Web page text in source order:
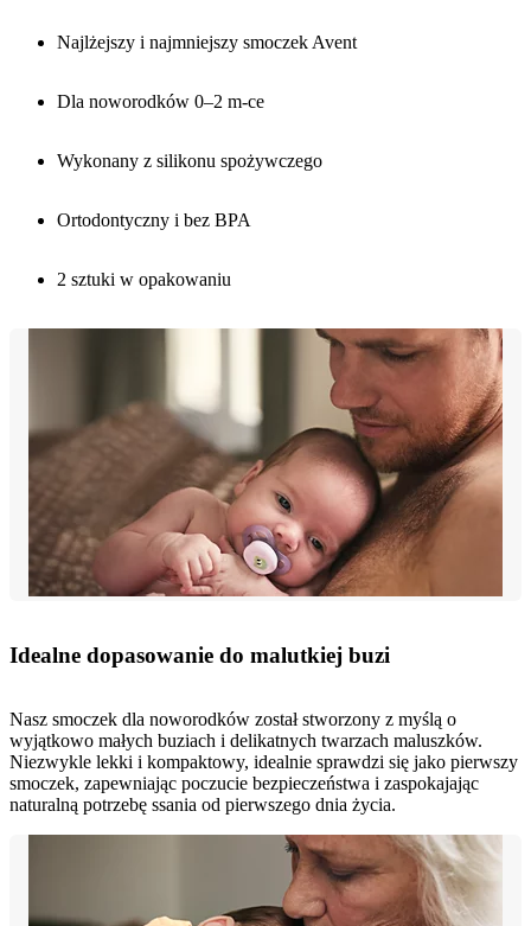
Najlżejszy i najmniejszy smoczek Avent
Dla noworodków 0–2 m-ce
Wykonany z silikonu spożywczego
Ortodontyczny i bez BPA
2 sztuki w opakowaniu
Idealne dopasowanie do malutkiej buzi
Nasz smoczek dla noworodków został stworzony z myślą o
wyjątkowo małych buziach i delikatnych twarzach maluszków.
Niezwykle lekki i kompaktowy, idealnie sprawdzi się jako pierwszy
smoczek, zapewniając poczucie bezpieczeństwa i zaspokajając
naturalną potrzebę ssania od pierwszego dnia życia.